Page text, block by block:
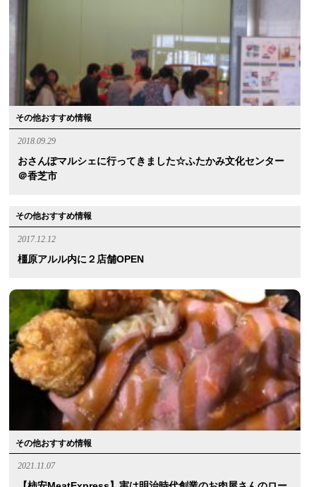
その他おすすめ情報
2018.09.29
おさんぽマルシェに行ってきました☆ふたかみ文化センター
＠香芝市
その他おすすめ情報
2017.12.12
橿原アルル内に２店舗OPEN
その他おすすめ情報
2021.11.07